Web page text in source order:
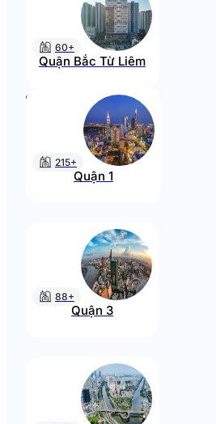
60+
Quận Bắc Từ Liêm
215+
Quận 1
88+
Quận 3